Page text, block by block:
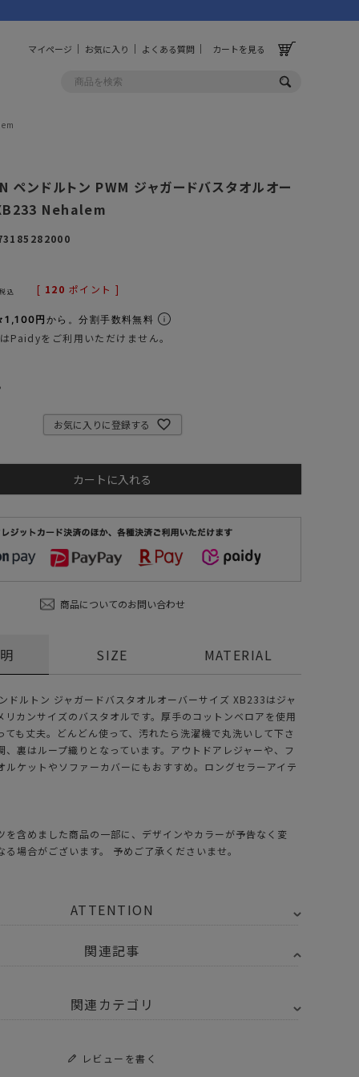
グ
ル
その他
インテリア
収納
スマホアクセ
食品/調味料
マイページ お気に入り よくある質問 カートを見る
ペンドルトン PWM ジャガードバスタオルオー
Nehalem
税込 [ 120 ポイント ]
1,100円から。分割手数料無料
Paidyをご利用いただけません。
お気に入りに登録する
カートに入れる
商品についてのお問い合わせ
ドルトン ジャガードバスタオルオーバーサイズ XB233はジャ
リカンサイズのバスタオルです。厚手のコットンベロアを使用
ても丈夫。どんどん使って、汚れたら洗濯機で丸洗いして下さ
、裏はループ織りとなっています。アウトドアレジャーや、フ
ルケットやソファーカバーにもおすすめ。ロングセラーアイテ
含めました商品の一部に、デザインやカラーが予告なく変
る場合がございます。 予めご了承くださいませ。
SIZE MATERIAL
ATTENTION
関連記事
関連カテゴリ
レビューを書く